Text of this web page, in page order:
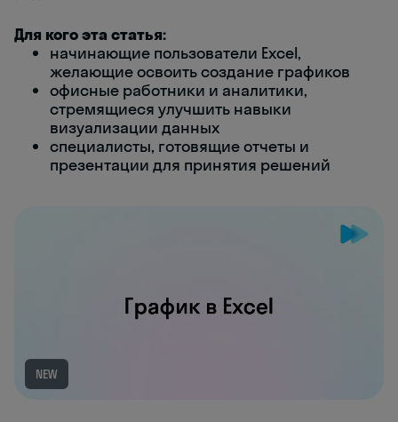
Для кого эта статья:
начинающие пользователи Excel,
желающие освоить создание графиков
офисные работники и аналитики,
стремящиеся улучшить навыки
визуализации данных
специалисты, готовящие отчеты и
презентации для принятия решений
NEW